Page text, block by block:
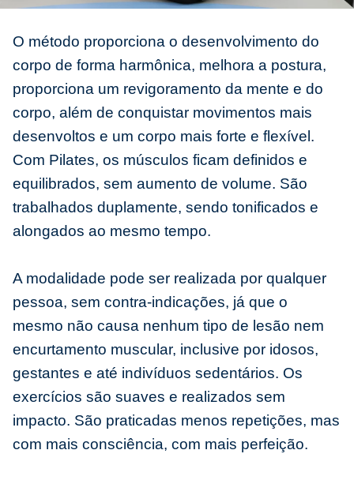
O método proporciona o desenvolvimento do
corpo de forma harmônica, melhora a postura,
proporciona um revigoramento da mente e do
corpo, além de conquistar movimentos mais
desenvoltos e um corpo mais forte e flexível.
Com Pilates, os músculos ficam definidos e
equilibrados, sem aumento de volume. São
trabalhados duplamente, sendo tonificados e
alongados ao mesmo tempo.
A modalidade pode ser realizada por qualquer
pessoa, sem contra-indicações, já que o
mesmo não causa nenhum tipo de lesão nem
encurtamento muscular, inclusive por idosos,
gestantes e até indivíduos sedentários. Os
exercícios são suaves e realizados sem
impacto. São praticadas menos repetições, mas
com mais consciência, com mais perfeição.